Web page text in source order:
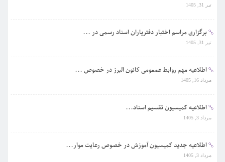
تیر 31, 1405
برگزاری مراسم اختبار دفتریاران اسناد رسمی در ...
تیر 31, 1405
اطلاعیه مهم روابط عممومی کانون البرز در خصوص ...
مرداد 16, 1405
اطلاعیه کمیسیون تقسیم اسناد...
مرداد 3, 1405
اطلاعیه جدید کمیسیون آموزش در خصوص رعایت موار...
مرداد 3, 1405